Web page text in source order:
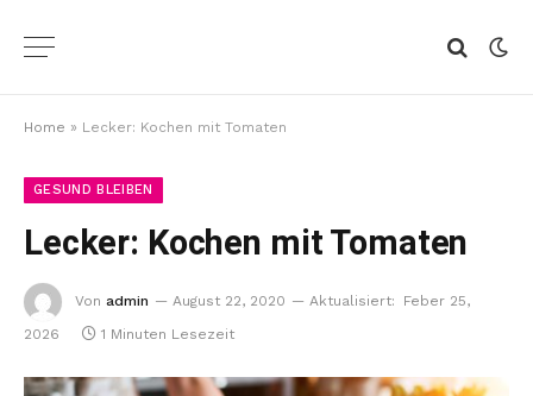
Home » Lecker: Kochen mit Tomaten
GESUND BLEIBEN
Lecker: Kochen mit Tomaten
Von admin August 22, 2020 Aktualisiert:
Feber 25,
2026
1 Minuten Lesezeit